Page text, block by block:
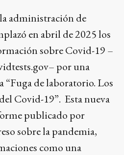
administración de
en abril de 2025 los
sobre Covid-19 –
por una
“Fuga de laboratorio. Los
Covid-19”. Esta nueva
publicado por
sobre la pandemia,
como una